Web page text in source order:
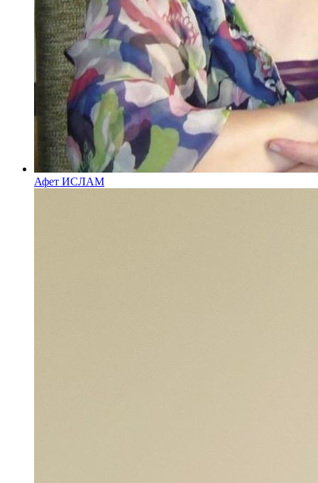
Афет ИСЛАМ